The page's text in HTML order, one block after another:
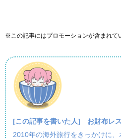
※この記事にはプロモーションが含まれて
[この記事を書いた人] お財布レ
2010年の海外旅行をきっかけに